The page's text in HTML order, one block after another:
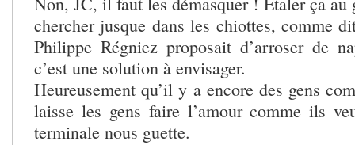
chercher jusque dans les chiottes, comme
Philippe Régniez proposait d’arroser de
c’est une solution à envisager.
Heureusement qu’il y a encore des gens
laisse les gens faire l’amour comme ils
terminale nous guette.